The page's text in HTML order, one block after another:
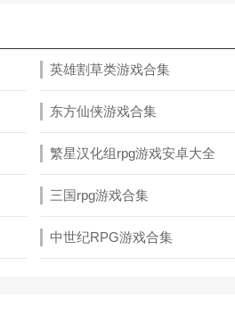
英雄割草类游戏合集
东方仙侠游戏合集
繁星汉化组rpg游戏安卓大全
三国rpg游戏合集
中世纪RPG游戏合集